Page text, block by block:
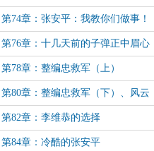
第74章：张安平：我教你们做事！
（下）
第76章：十几天前的子弹正中眉心
第78章：整编忠救军（上）
第80章：整编忠救军（下）、风云
突变的情报战场
第82章：李维恭的选择
第84章：冷酷的张安平